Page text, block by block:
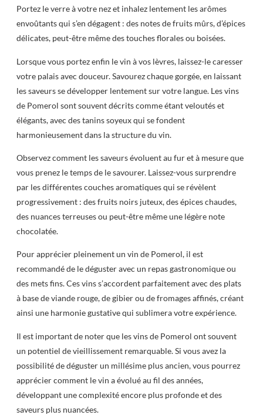
Portez le verre à votre nez et inhalez lentement les arômes
envoûtants qui s’en dégagent : des notes de fruits mûrs, d’épices
délicates, peut-être même des touches florales ou boisées.
Lorsque vous portez enfin le vin à vos lèvres, laissez-le caresser
votre palais avec douceur. Savourez chaque gorgée, en laissant
les saveurs se développer lentement sur votre langue. Les vins
de Pomerol sont souvent décrits comme étant veloutés et
élégants, avec des tanins soyeux qui se fondent
harmonieusement dans la structure du vin.
Observez comment les saveurs évoluent au fur et à mesure que
vous prenez le temps de le savourer. Laissez-vous surprendre
par les différentes couches aromatiques qui se révèlent
progressivement : des fruits noirs juteux, des épices chaudes,
des nuances terreuses ou peut-être même une légère note
chocolatée.
Pour apprécier pleinement un vin de Pomerol, il est
recommandé de le déguster avec un repas gastronomique ou
des mets fins. Ces vins s’accordent parfaitement avec des plats
à base de viande rouge, de gibier ou de fromages affinés, créant
ainsi une harmonie gustative qui sublimera votre expérience.
Il est important de noter que les vins de Pomerol ont souvent
un potentiel de vieillissement remarquable. Si vous avez la
possibilité de déguster un millésime plus ancien, vous pourrez
apprécier comment le vin a évolué au fil des années,
développant une complexité encore plus profonde et des
saveurs plus nuancées.